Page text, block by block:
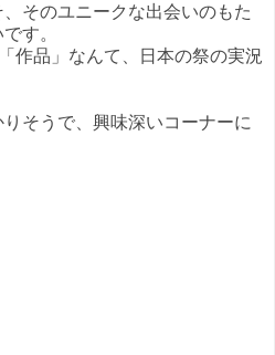
そのユニークな出会いのもた
す。
作品」なんて、日本の祭の実況
そうで、興味深いコーナーに